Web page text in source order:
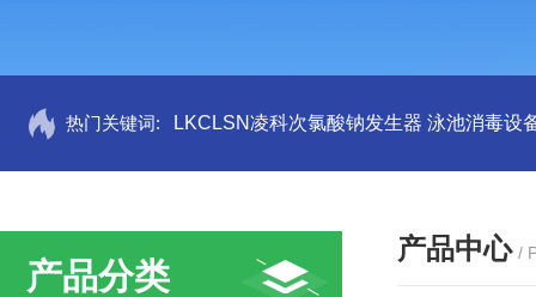
热门关键词: LKCLSN凌科次氯酸钠发生器 泳池消毒设
产品分类
产品中心 /